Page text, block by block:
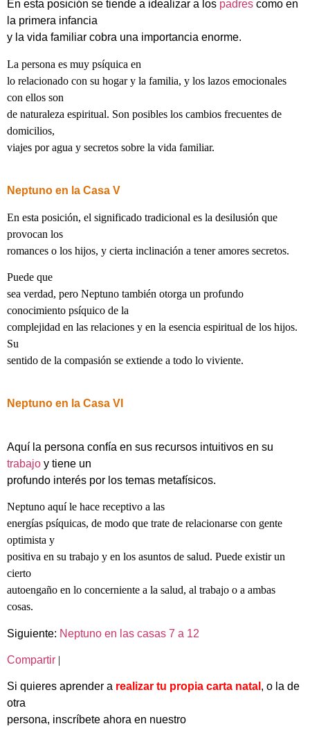
En esta posición se tiende a idealizar a los padres como en
la primera infancia
y la vida familiar cobra una importancia enorme.
La persona es muy psíquica en
lo relacionado con su hogar y la familia, y los lazos emocionales
con ellos son
de naturaleza espiritual. Son posibles los cambios frecuentes de
domicilios,
viajes por agua y secretos sobre la vida familiar.
Neptuno en la Casa V
En esta posición, el significado tradicional es la desilusión que
provocan los
romances o los hijos, y cierta inclinación a tener amores secretos.
Puede que
sea verdad, pero Neptuno también otorga un profundo
conocimiento psíquico de la
complejidad en las relaciones y en la esencia espiritual de los hijos.
Su
sentido de la compasión se extiende a todo lo viviente.
Neptuno en la Casa VI
Aquí la persona confía en sus recursos intuitivos en su
trabajo y tiene un
profundo interés por los temas metafísicos.
Neptuno aquí le hace receptivo a las
energías psíquicas, de modo que trate de relacionarse con gente
optimista y
positiva en su trabajo y en los asuntos de salud. Puede existir un
cierto
autoengaño en lo concerniente a la salud, al trabajo o a ambas
cosas.
Siguiente: Neptuno en las casas 7 a 12
Compartir |
Si quieres aprender a realizar tu propia carta natal , o la de
otra
persona, inscríbete ahora en nuestro